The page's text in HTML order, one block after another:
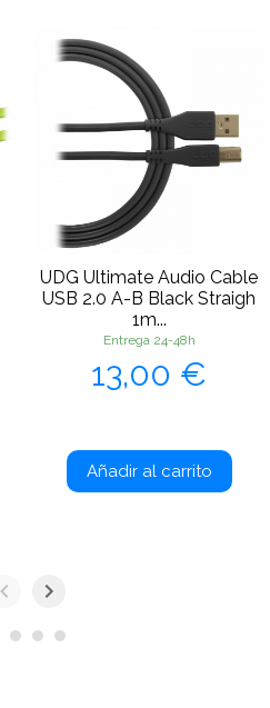
UDG Ultimate Audio Cable
USB 2.0 A-B Black Straigh
1m...
Entrega 24-48h
Precio
13,00 €
Añadir al carrito